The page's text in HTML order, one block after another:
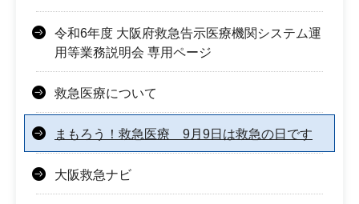
令和6年度 大阪府救急告示医療機関システム運
用等業務説明会 専用ページ
救急医療について
まもろう！救急医療 9月9日は救急の日です
大阪救急ナビ